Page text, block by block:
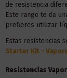
de resistencia
Este rango te da
prefieres utilizar
Estas resistencias
Starter Kit -
Resistencias